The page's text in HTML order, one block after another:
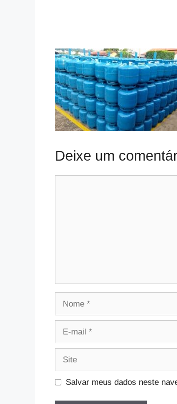
Deixe um
Salvar meus dados neste